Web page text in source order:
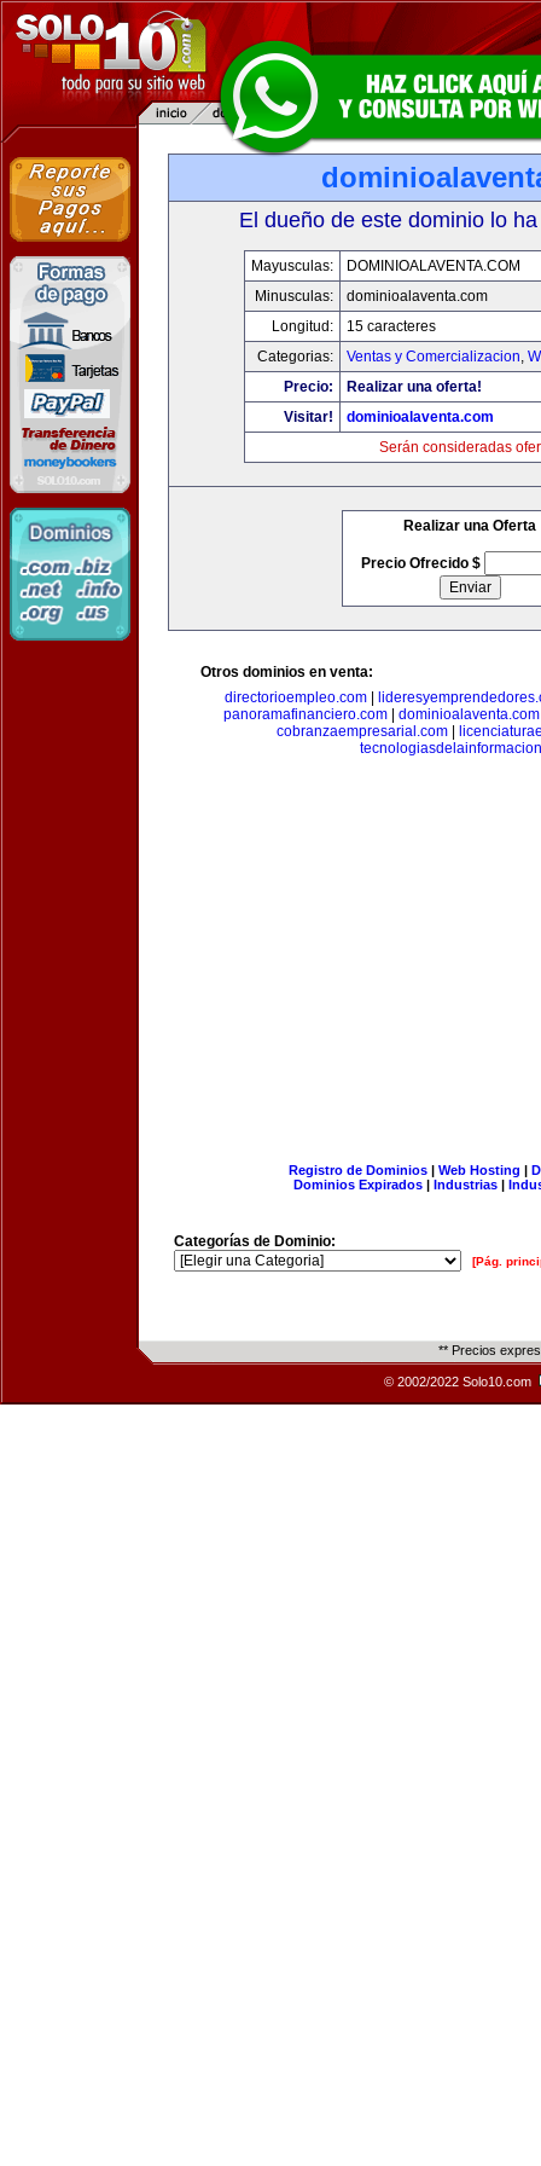
El dueño de este dominio lo
Mayusculas:
DOMINIOALAVENTA.COM
Minusculas:
dominioalaventa.com
Longitud:
15 caracteres
Categorias:
Ventas y Comercializacion,
Precio:
Realizar una oferta!
Visitar!
dominioalaventa.com
Serán consideradas
Realizar una Oferta
Precio Ofrecido $
Otros dominios en venta:
directorioempleo.com
panoramafinanciero.com
dominioalaventa.com
cobranzaempresarial.com
Registro de Dominios| Web Hosting |
Dominios Expirados | Industrias |
Categorías de Dominio:
[Pág.
** Precios
© 2002/2022 Solo10.com